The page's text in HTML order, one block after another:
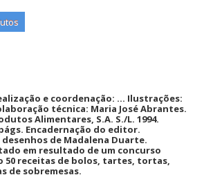
e coordenação: ... Ilustrações:
técnica: Maria José Abrantes.
Alimentares, S.A. S./L. 1994.
págs. Encadernação do editor.
de Madalena Duarte.
em resultado de um concurso
50 receitas de bolos, tartes, tortas,
de sobremesas.